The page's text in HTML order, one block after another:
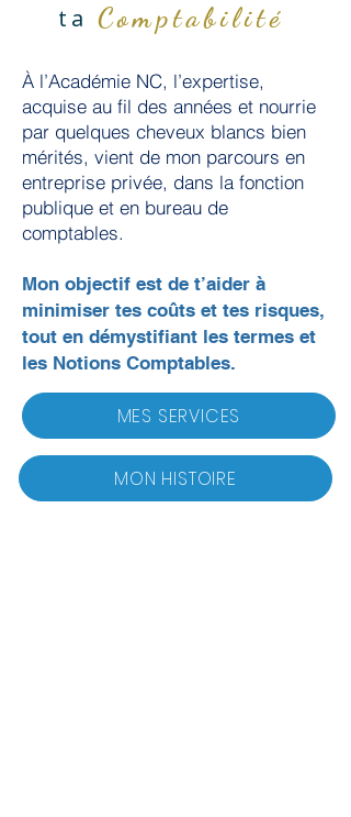
ta Comptabilité
À l’Académie NC, l’expertise,
acquise au fil des années et nourrie
par quelques cheveux blancs bien
mérités, vient de mon parcours en
entreprise privée, dans la fonction
publique et en bureau de
comptables.
Mon objectif est de t’aider à
minimiser tes coûts et tes risques,
tout en démystifiant les termes et
les Notions Comptables.
MES SERVICES
MON HISTOIRE